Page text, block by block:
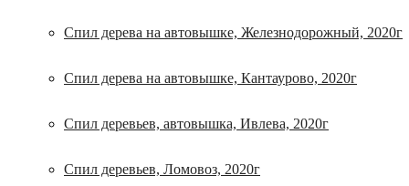
Спил дерева на автовышке, Железнодорожный, 2020г
Спил дерева на автовышке, Кантаурово, 2020г
Спил деревьев, автовышка, Ивлева, 2020г
Спил деревьев, Ломовоз, 2020г